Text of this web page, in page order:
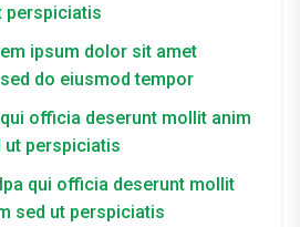
perspiciatis
ipsum dolor sit amet
do eiusmod tempor
officia deserunt mollit anim
ut perspiciatis
qui officia deserunt mollit
sed ut perspiciatis